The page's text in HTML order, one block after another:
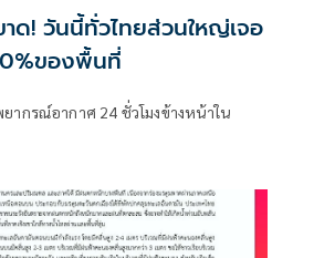
ด! วันนี้ทั่วไทยส่วนใหญ่เจอ
ของพื้นที่
ากรณ์อากาศ 24 ชั่วโมงข้างหน้าใน